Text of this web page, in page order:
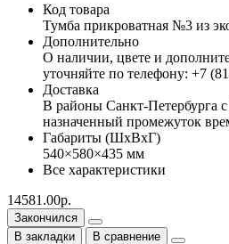
Код товара
Тумба прикроватная №3 из
Дополнительно
О наличии, цвете и
уточняйте по телефону: +7
Доставка
В районы Санкт-Петербурга
назначенный промежуток
Габариты (ШхВхГ)
540×580×435 мм
Все характеристики
14581.00р.
Закончился
В закладки
В сравнение